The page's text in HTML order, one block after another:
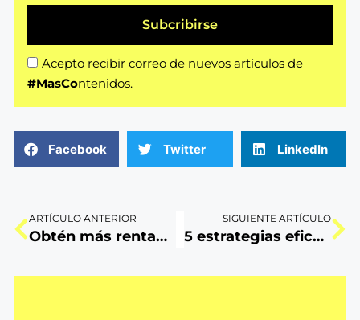
Acepto recibir correo de nuevos artículos de
#MasContenidos.
Subcribirse
Facebook Twitter LinkedIn
ARTÍCULO ANTERIOR
Obtén más rentabilidad con estrategias de Customer Loyalty
SIGUIENTE ARTÍCULO
5 estrategias eficaces de customer loyalty